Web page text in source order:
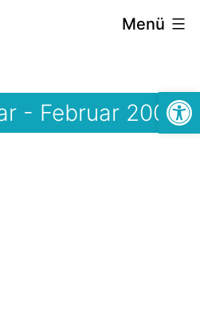
Menü
- Februar 2005